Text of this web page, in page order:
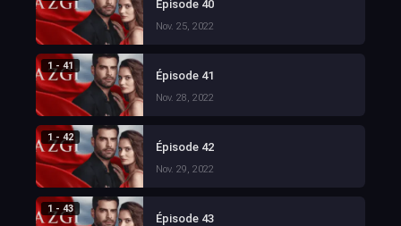
Épisode 40
Nov. 25, 2022
1 - 41
Épisode 41
Nov. 28, 2022
1 - 42
Épisode 42
Nov. 29, 2022
1 - 43
Épisode 43